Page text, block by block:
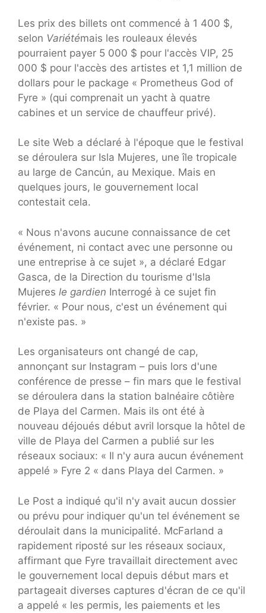
Les prix des billets ont commencé à 1 400 $,
selon Variétémais les rouleaux élevés
pourraient payer 5 000 $ pour l'accès VIP, 25
000 $ pour l'accès des artistes et 1,1 million de
dollars pour le package « Prometheus God of
Fyre » (qui comprenait un yacht à quatre
cabines et un service de chauffeur privé).
Le site Web a déclaré à l'époque que le festival
se déroulera sur Isla Mujeres, une île tropicale
au large de Cancún, au Mexique. Mais en
quelques jours, le gouvernement local
contestait cela.
« Nous n'avons aucune connaissance de cet
événement, ni contact avec une personne ou
une entreprise à ce sujet », a déclaré Edgar
Gasca, de la Direction du tourisme d'Isla
Mujeres le gardien Interrogé à ce sujet fin
février. « Pour nous, c'est un événement qui
n'existe pas. »
Les organisateurs ont changé de cap,
annonçant sur Instagram – puis lors d'une
conférence de presse – fin mars que le festival
se déroulera dans la station balnéaire côtière
de Playa del Carmen. Mais ils ont été à
nouveau déjoués début avril lorsque la hôtel de
ville de Playa del Carmen a publié sur les
réseaux sociaux: « Il n'y aura aucun événement
appelé » Fyre 2 « dans Playa del Carmen. »
Le Post a indiqué qu'il n'y avait aucun dossier
ou prévu pour indiquer qu'un tel événement se
déroulait dans la municipalité. McFarland a
rapidement riposté sur les réseaux sociaux,
affirmant que Fyre travaillait directement avec
le gouvernement local depuis début mars et
partageait diverses captures d'écran de ce qu'il
a appelé « les permis, les paiements et les